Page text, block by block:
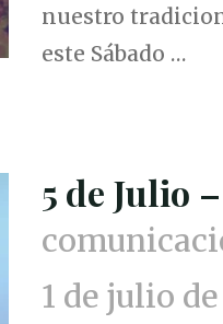
nuestro
este Sábado …
5 de Julio
1 de julio